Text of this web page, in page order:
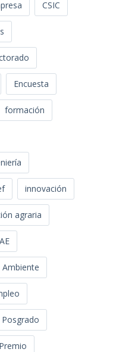
CSIC
Encuesta
formación
innovación
agraria
Posgrado
Premio